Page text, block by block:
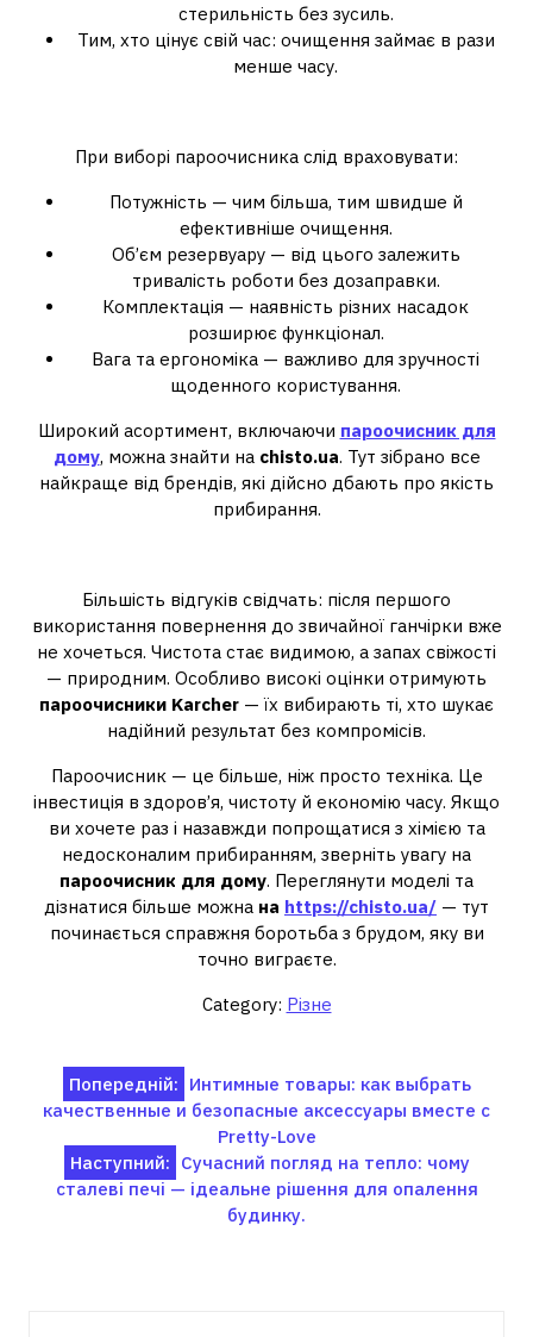
стерильність без зусиль.
Тим, хто цінує свій час: очищення займає в рази
менше часу.
При виборі пароочисника слід враховувати:
Потужність — чим більша, тим швидше й
ефективніше очищення.
Об’єм резервуару — від цього залежить
тривалість роботи без дозаправки.
Комплектація — наявність різних насадок
розширює функціонал.
Вага та ергономіка — важливо для зручності
щоденного користування.
Широкий асортимент, включаючи пароочисник для
дому, можна знайти на chisto.ua. Тут зібрано все
найкраще від брендів, які дійсно дбають про якість
прибирання.
Більшість відгуків свідчать: після першого
використання повернення до звичайної ганчірки вже
не хочеться. Чистота стає видимою, а запах свіжості
— природним. Особливо високі оцінки отримують
пароочисники Karcher — їх вибирають ті, хто шукає
надійний результат без компромісів.
Пароочисник — це більше, ніж просто техніка. Це
інвестиція в здоров’я, чистоту й економію часу. Якщо
ви хочете раз і назавжди попрощатися з хімією та
недосконалим прибиранням, зверніть увагу на
пароочисник для дому. Переглянути моделі та
дізнатися більше можна на https://chisto.ua/ — тут
починається справжня боротьба з брудом, яку ви
точно виграєте.
Category: Різне
Навігація
записів
Попередній: Интимные товары: как выбрать
качественные и безопасные аксессуары вместе с
Pretty-Love
Наступний: Сучасний погляд на тепло: чому
сталеві печі — ідеальне рішення для опалення
будинку.